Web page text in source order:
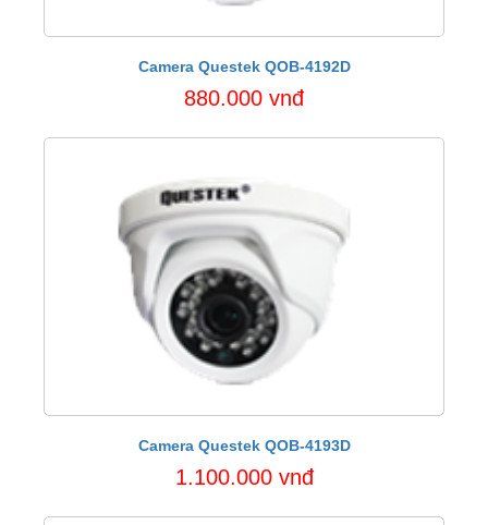
Camera Questek QOB-4192D
880.000 vnđ
Camera Questek QOB-4193D
1.100.000 vnđ